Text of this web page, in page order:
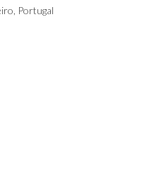
Portugal